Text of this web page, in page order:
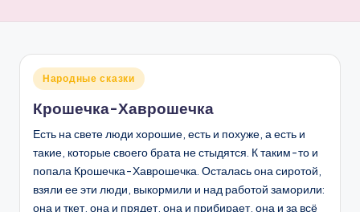
Опубликовано
Народные сказки
Крошечка-Хаврошечка
Есть на свете люди хорошие, есть и похуже, а есть и
такие, которые своего брата не стыдятся. К таким-то и
попала Крошечка-Хаврошечка. Осталась она сиротой,
взяли ее эти люди, выкормили и над работой заморили:
она и ткет, она и прядет, она и прибирает, она и за всё